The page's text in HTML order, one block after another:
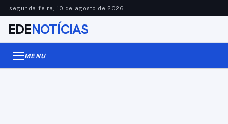
segunda-feira, 10 de agosto de 2026
EDENOTÍCIAS
MENU